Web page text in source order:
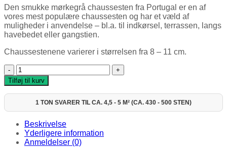
Den smukke mørkegrå chaussesten fra Portugal er en af
vores mest populære chaussesten og har et væld af
muligheder i anvendelse – bl.a. til indkørsel, terrassen, langs
havebedet eller gangstien.
Chaussestenene varierer i størrelsen fra 8 – 11 cm.
Chaussesten, Mørkgrå antal
Tilføj til kurv
1 TON SVARER TIL CA. 4,5 - 5 M² (CA. 430 - 500 STEN)
Beskrivelse
Yderligere information
Anmeldelser (0)